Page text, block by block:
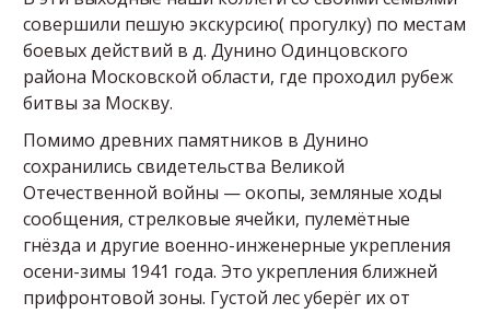
совершили пешую экскурсию( прогулку) по местам
боевых действий в д. Дунино Одинцовского
района Московской области, где проходил рубеж
битвы за Москву.
Помимо древних памятников в Дунино
сохранились свидетельства Великой
Отечественной войны — окопы, земляные ходы
сообщения, стрелковые ячейки, пулемётные
гнёзда и другие военно-инженерные укрепления
осени-зимы 1941 года. Это укрепления ближней
прифронтовой зоны. Густой лес уберёг их от